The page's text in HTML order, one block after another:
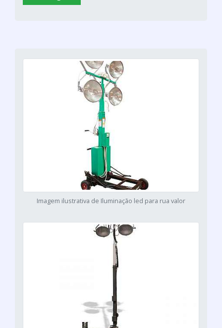
Imagem ilustrativa de Iluminação led para rua valor